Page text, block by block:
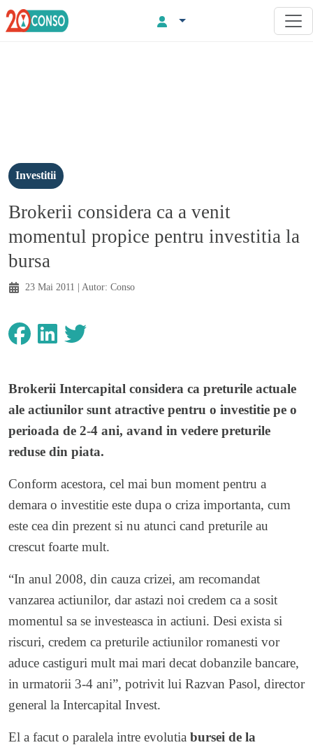
Investitii
Brokerii considera ca a venit
momentul propice pentru investitia la
bursa
23 Mai 2011 | Autor: Conso
Brokerii Intercapital considera ca preturile actuale
ale actiunilor sunt atractive pentru o investitie pe o
perioada de 2-4 ani, avand in vedere preturile
reduse din piata.
Conform acestora, cel mai bun moment pentru a
demara o investitie este dupa o criza importanta, cum
este cea din prezent si nu atunci cand preturile au
crescut foarte mult.
“In anul 2008, din cauza crizei, am recomandat
vanzarea actiunilor, dar astazi noi credem ca a sosit
momentul sa se investeasca in actiuni. Desi exista si
riscuri, credem ca preturile actiunilor romanesti vor
aduce castiguri mult mai mari decat dobanzile bancare,
in urmatorii 3-4 ani”, potrivit lui Razvan Pasol, director
general la Intercapital Invest.
El a facut o paralela intre evolutia bursei de la